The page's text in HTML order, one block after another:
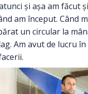
și așa am făcut
am început. Când
un circular la
Am avut de lucru